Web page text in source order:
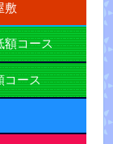
敷
コース
ース